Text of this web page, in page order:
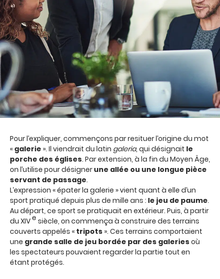
Pour l’expliquer, commençons par resituer l’origine du mot
« galerie ». Il viendrait du latin galeria, qui désignait le
porche des églises. Par extension, à la fin du Moyen Âge,
on l’utilise pour désigner une allée ou une longue pièce
servant de passage.
L’expression « épater la galerie » vient quant à elle d’un
sport pratiqué depuis plus de mille ans : le jeu de paume.
Au départ, ce sport se pratiquait en extérieur. Puis, à partir
du XIVe siècle, on commença à construire des terrains
couverts appelés « tripots ». Ces terrains comportaient
une grande salle de jeu bordée par des galeries où
les spectateurs pouvaient regarder la partie tout en
étant protégés.